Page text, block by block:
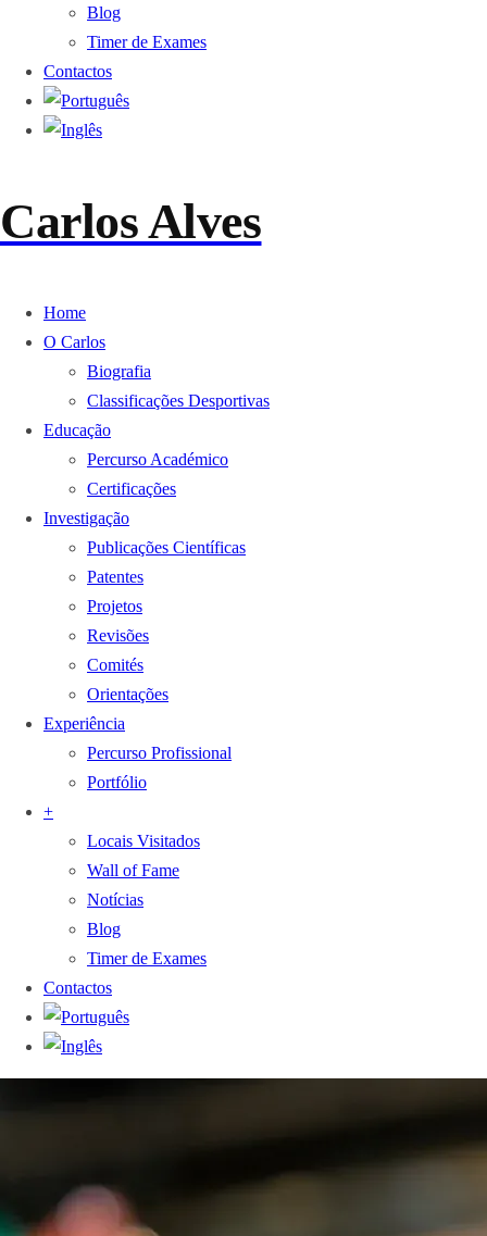
Blog
Timer de Exames
Contactos
Carlos Alves
Home
O Carlos
Biografia
Classificações Desportivas
Educação
Percurso Académico
Certificações
Investigação
Publicações Científicas
Patentes
Projetos
Revisões
Comités
Orientações
Experiência
Percurso Profissional
Portfólio
+
Locais Visitados
Wall of Fame
Notícias
Blog
Timer de Exames
Contactos